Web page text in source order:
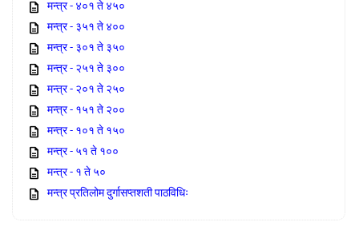
मन्त्र - ४०१ ते ४५०
मन्त्र - ३५१ ते ४००
मन्त्र - ३०१ ते ३५०
मन्त्र - २५१ ते ३००
मन्त्र - २०१ ते २५०
मन्त्र - १५१ ते २००
मन्त्र - १०१ ते १५०
मन्त्र - ५१ ते १००
मन्त्र - १ ते ५०
मन्त्र प्रतिलोम दुर्गासप्तशती पाठविधिः